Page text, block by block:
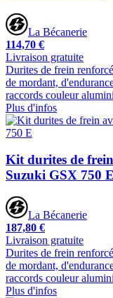
La Bécanerie
114,70 €
Livraison gratuite
Durites de frein
de mordant,
raccords couleur
Plus d'infos
Kit durites de
Suzuki GSX 750 E
La Bécanerie
187,80 €
Livraison gratuite
Durites de frein
de mordant,
raccords couleur
Plus d'infos